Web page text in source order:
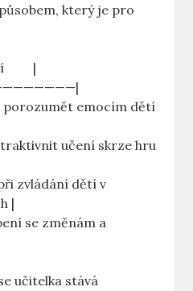
který je pro⁢
|
porozumět emocím dětí
učení ‌skrze hru
zvládání dětí v
|
se změnám a
učitelka stává